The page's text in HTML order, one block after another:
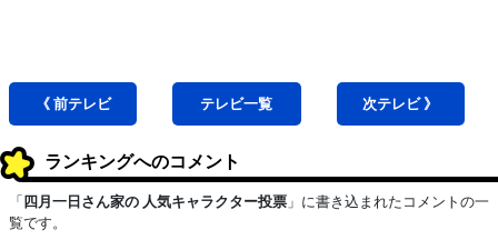
《 前テレビ テレビ一覧 次テレビ》
ランキングへのコメント
「 四月一日さん家の 人気キャラクター投票 」に書き込まれたコメントの一
覧です。